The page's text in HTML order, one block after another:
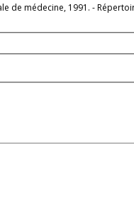
de médecine, 1991. -